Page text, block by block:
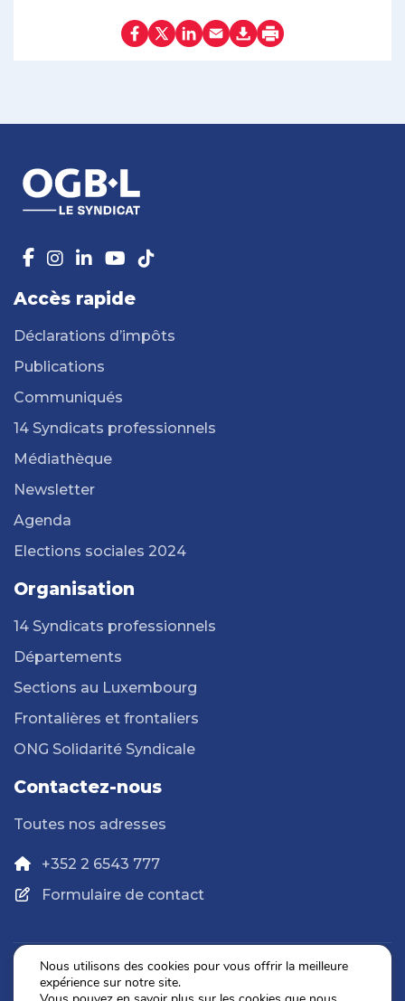
Accès rapide
Déclarations d’impôts
Publications
Communiqués
14 Syndicats professionnels
Médiathèque
Newsletter
Agenda
Elections sociales 2024
Organisation
14 Syndicats professionnels
Départements
Sections au Luxembourg
Frontalières et frontaliers
ONG Solidarité Syndicale
Contactez-nous
Toutes nos adresses
+352 2 6543 777
Formulaire de contact
Politique de confidentialité
Nous utilisons des cookies pour vous offrir la meilleure
expérience sur notre site.